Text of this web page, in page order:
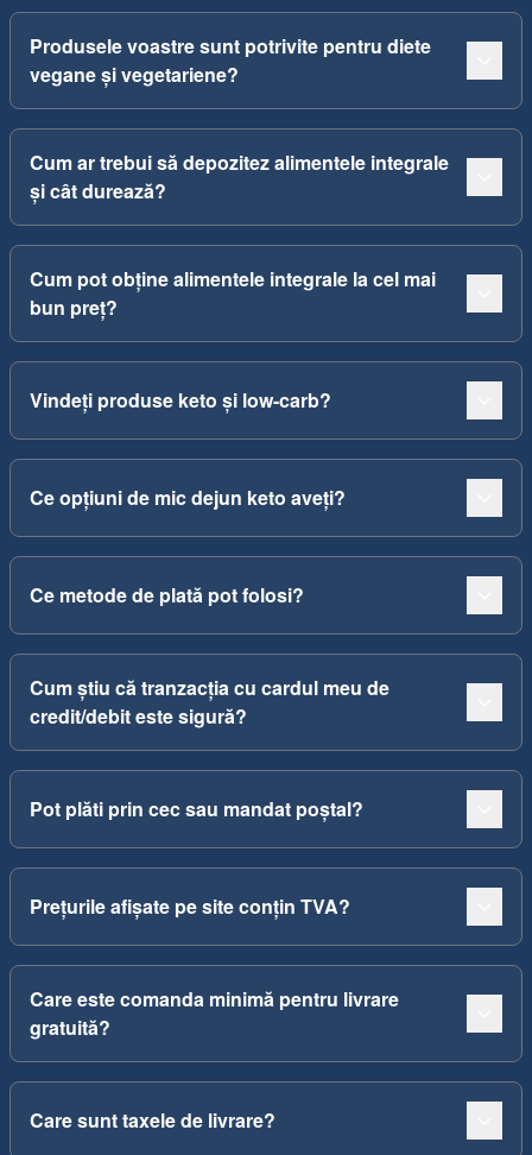
Produsele voastre sunt potrivite pentru diete
vegane și vegetariene?
Cum ar trebui să depozitez alimentele integrale
și cât durează?
Cum pot obține alimentele integrale la cel mai
bun preț?
Vindeți produse keto și low-carb?
Ce opțiuni de mic dejun keto aveți?
Ce metode de plată pot folosi?
Cum știu că tranzacția cu cardul meu de
credit/debit este sigură?
Pot plăti prin cec sau mandat poștal?
Prețurile afișate pe site conțin TVA?
Care este comanda minimă pentru livrare
gratuită?
Care sunt taxele de livrare?